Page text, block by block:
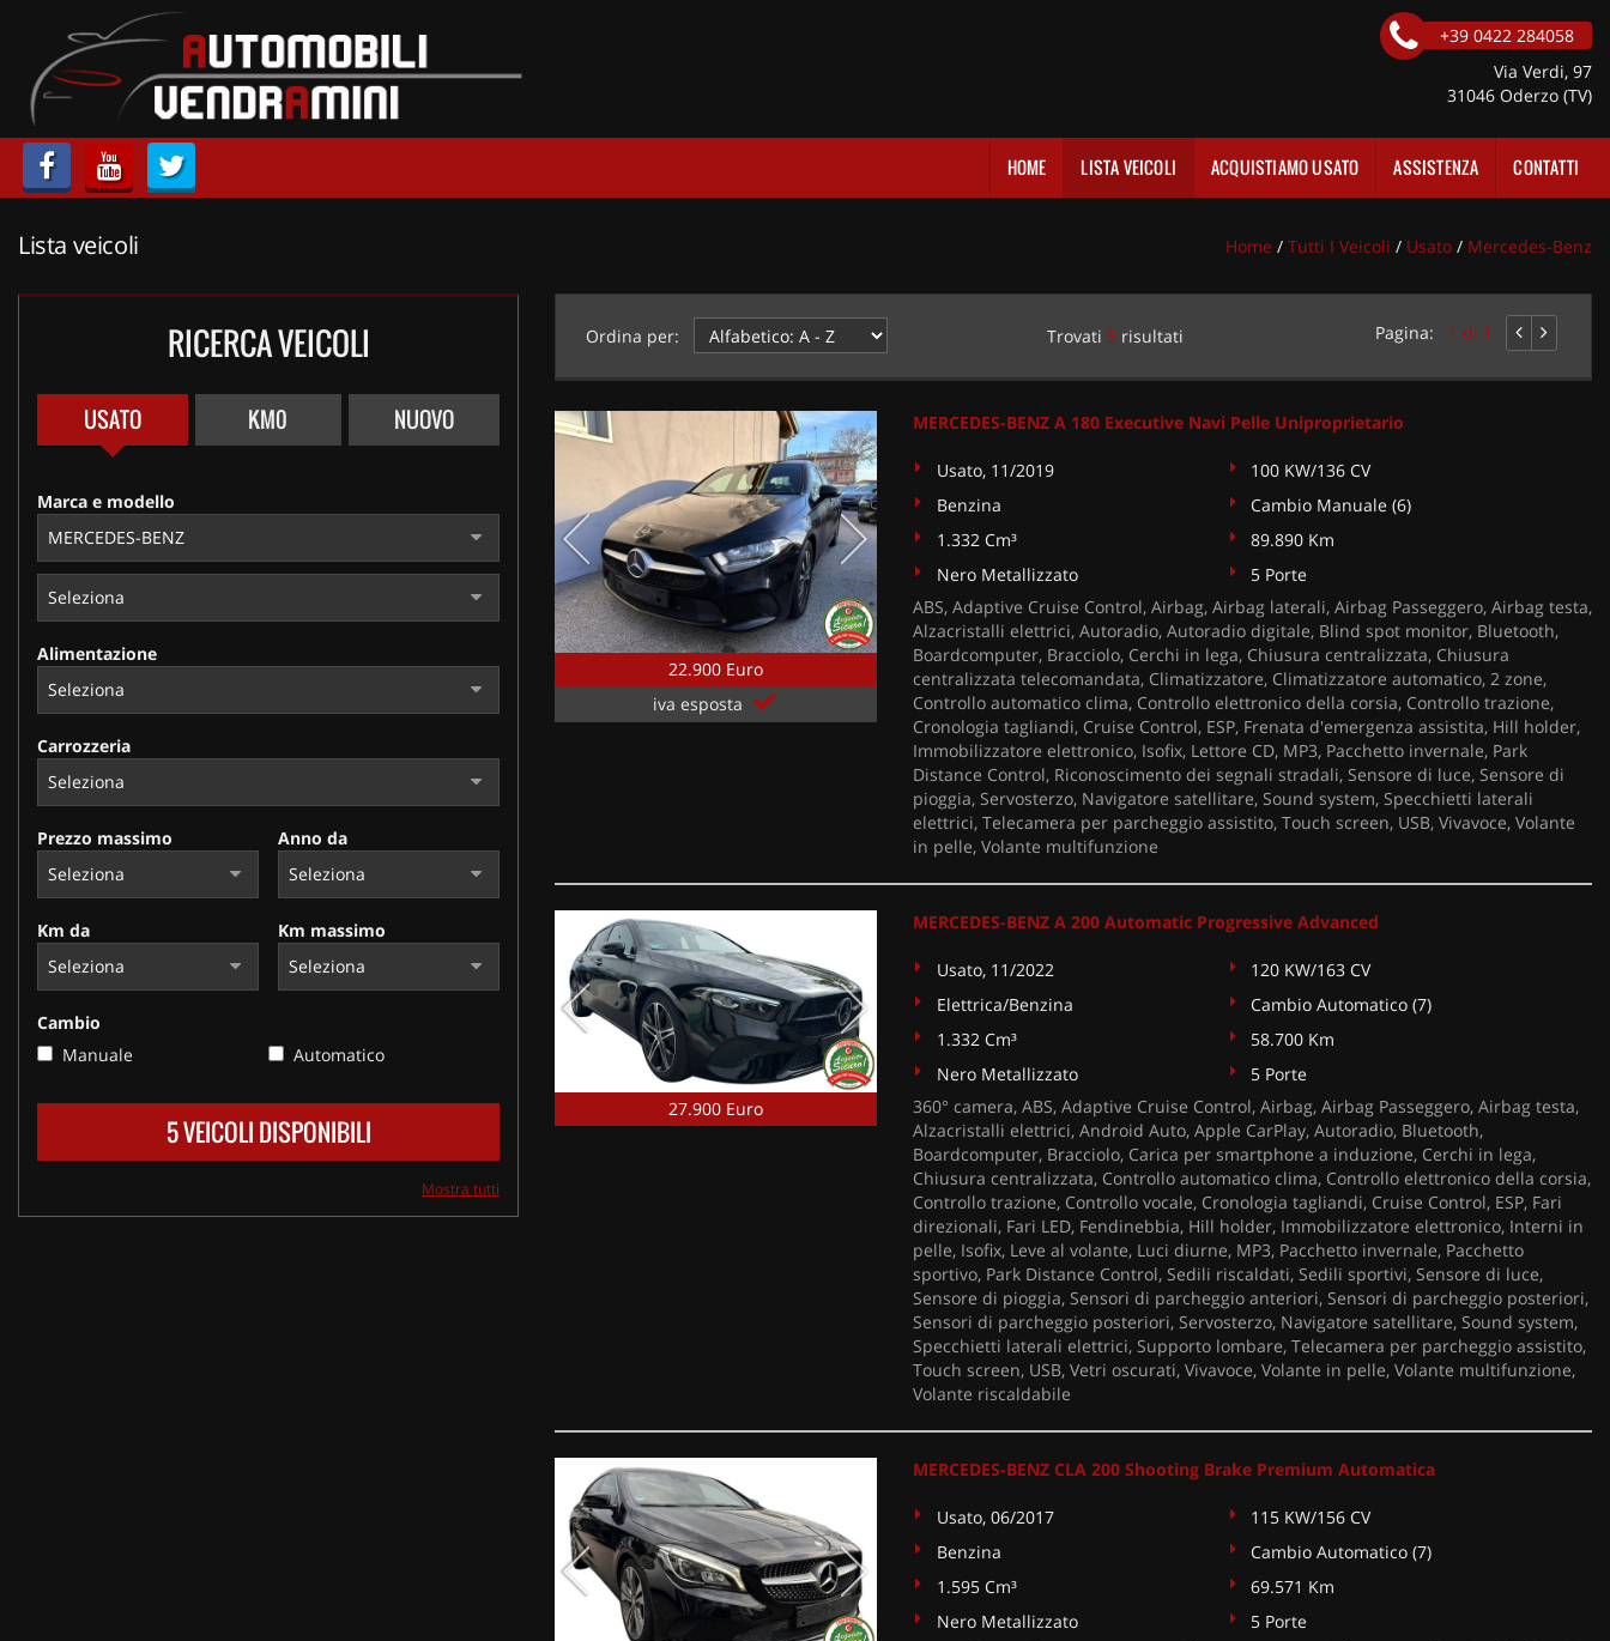
LISTA VEICOLI
ACQUISTIAMO USATO
ASSISTENZA
+39 0422 284058
Via Verdi, 97
31046 Oderzo (TV)
HOME LISTA VEICOLI ACQUISTIAMO USATO ASSISTENZA CONTATTI
Lista veicoli Home / Tutti I Veicoli / Usato / Mercedes-Benz
RICERCA VEICOLI
USATO KM0 NUOVO
Marca e modello
Alimentazione
Carrozzeria
Prezzo massimo Anno da
Km da Km massimo
Cambio
Manuale
Automatico
5 VEICOLI DISPONIBILI
Mostra tutti
Ordina per: Trovati 5 risultati Pagina: 1 di 1
22.900 Euro
iva esposta
MERCEDES-BENZ A 180 Executive Navi Pelle Uniproprietario
Usato, 11/2019
100 KW/136 CV
Benzina
Cambio Manuale (6)
1.332 Cm³
89.890 Km
Nero Metallizzato
5 Porte
ABS, Adaptive Cruise Control, Airbag, Airbag laterali, Airbag Passeggero, Airbag testa,
Alzacristalli elettrici, Autoradio, Autoradio digitale, Blind spot monitor, Bluetooth,
Boardcomputer, Bracciolo, Cerchi in lega, Chiusura centralizzata, Chiusura
centralizzata telecomandata, Climatizzatore, Climatizzatore automatico, 2 zone,
Controllo automatico clima, Controllo elettronico della corsia, Controllo trazione,
Cronologia tagliandi, Cruise Control, ESP, Frenata d'emergenza assistita, Hill holder,
Immobilizzatore elettronico, Isofix, Lettore CD, MP3, Pacchetto invernale, Park
Distance Control, Riconoscimento dei segnali stradali, Sensore di luce, Sensore di
pioggia, Servosterzo, Navigatore satellitare, Sound system, Specchietti laterali
elettrici, Telecamera per parcheggio assistito, Touch screen, USB, Vivavoce, Volante
in pelle, Volante multifunzione
27.900 Euro
MERCEDES-BENZ A 200 Automatic Progressive Advanced
Usato, 11/2022
120 KW/163 CV
Elettrica/Benzina
Cambio Automatico (7)
1.332 Cm³
58.700 Km
Nero Metallizzato
5 Porte
360° camera, ABS, Adaptive Cruise Control, Airbag, Airbag Passeggero, Airbag testa,
Alzacristalli elettrici, Android Auto, Apple CarPlay, Autoradio, Bluetooth,
Boardcomputer, Bracciolo, Carica per smartphone a induzione, Cerchi in lega,
Chiusura centralizzata, Controllo automatico clima, Controllo elettronico della corsia,
Controllo trazione, Controllo vocale, Cronologia tagliandi, Cruise Control, ESP, Fari
direzionali, Fari LED, Fendinebbia, Hill holder, Immobilizzatore elettronico, Interni in
pelle, Isofix, Leve al volante, Luci diurne, MP3, Pacchetto invernale, Pacchetto
sportivo, Park Distance Control, Sedili riscaldati, Sedili sportivi, Sensore di luce,
Sensore di pioggia, Sensori di parcheggio anteriori, Sensori di parcheggio posteriori,
Sensori di parcheggio posteriori, Servosterzo, Navigatore satellitare, Sound system,
Specchietti laterali elettrici, Supporto lombare, Telecamera per parcheggio assistito,
Touch screen, USB, Vetri oscurati, Vivavoce, Volante in pelle, Volante multifunzione,
Volante riscaldabile
MERCEDES-BENZ CLA 200 Shooting Brake Premium Automatica
Usato, 06/2017
115 KW/156 CV
Benzina
Cambio Automatico (7)
1.595 Cm³
69.571 Km
Nero Metallizzato
5 Porte